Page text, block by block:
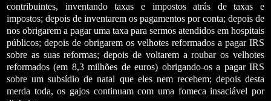
contribuintes, inventando taxas e impostos atrás de taxas e
impostos; depois de inventarem os pagamentos por conta; depois de
nos obrigarem a pagar uma taxa para sermos atendidos em hospitais
públicos; depois de obrigarem os velhotes reformados a pagar IRS
sobre as suas reformas; depois de voltarem a roubar os velhotes
reformados (em 8,3 milhões de euros) obrigando-os a pagar IRS
sobre um subsídio de natal que eles nem recebem; depois desta
merda toda, os gajos continuam com uma fomeca insaciável por